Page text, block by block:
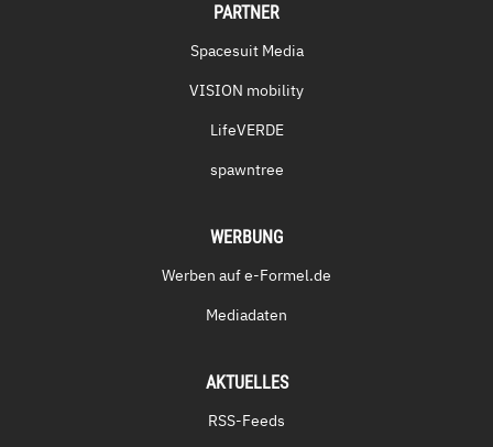
PARTNER
Spacesuit Media
VISION mobility
LifeVERDE
spawntree
WERBUNG
Werben auf e-Formel.de
Mediadaten
AKTUELLES
RSS-Feeds